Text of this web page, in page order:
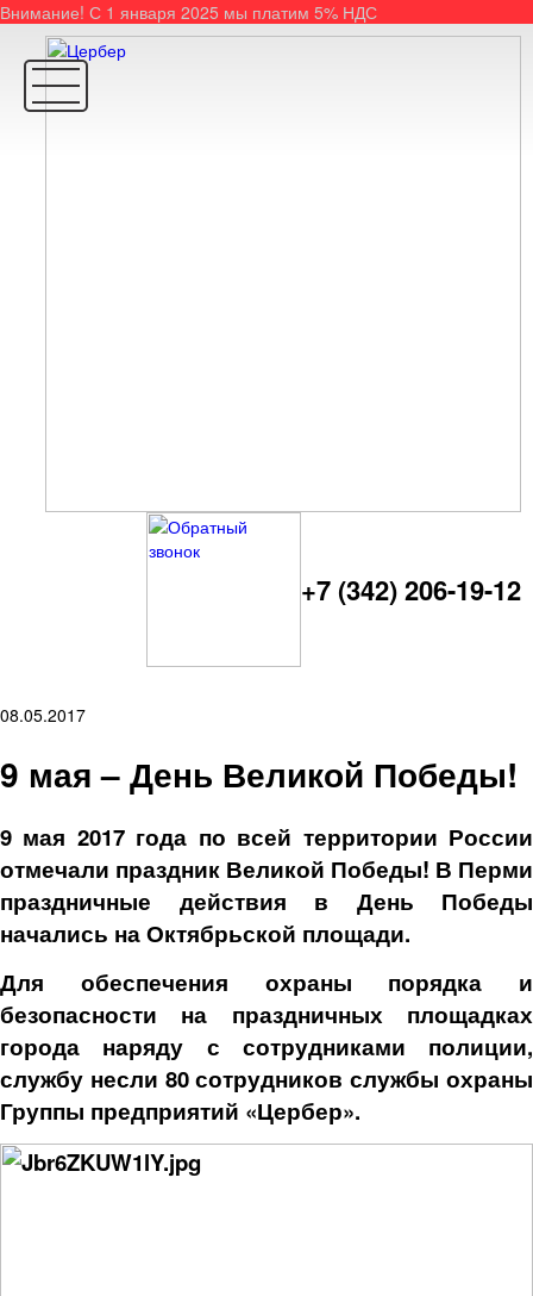
Внимание! С 1 января 2025 мы платим 5% НДС
+7 (342) 206-19-12
08.05.2017
9 мая – День Великой Победы!
9 мая 2017 года по всей территории России
отмечали праздник Великой Победы! В Перми
праздничные действия в День Победы
начались на Октябрьской площади.
Для обеспечения охраны порядка и
безопасности на праздничных площадках
города наряду с сотрудниками полиции,
службу несли 80 сотрудников службы охраны
Группы предприятий «Цербер».